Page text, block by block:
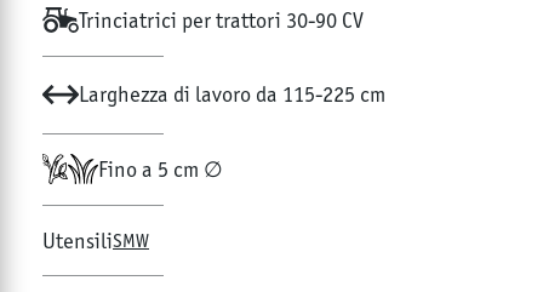
Trinciatrici per trattori 30-90 CV
Larghezza di lavoro da 115-225 cm
Fino a 5 cm ∅
UtensiliSMW